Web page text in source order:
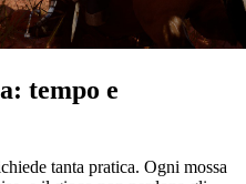
tempo e
tanta pratica. Ogni mossa